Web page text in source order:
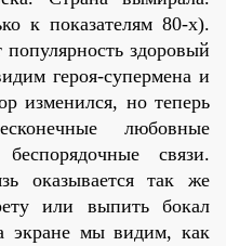
к показателям 80-х).
здоровый
героя-супермена и
изменился, но теперь
любовные
связи.
оказывается так же
или выпить бокал
экране мы видим, как